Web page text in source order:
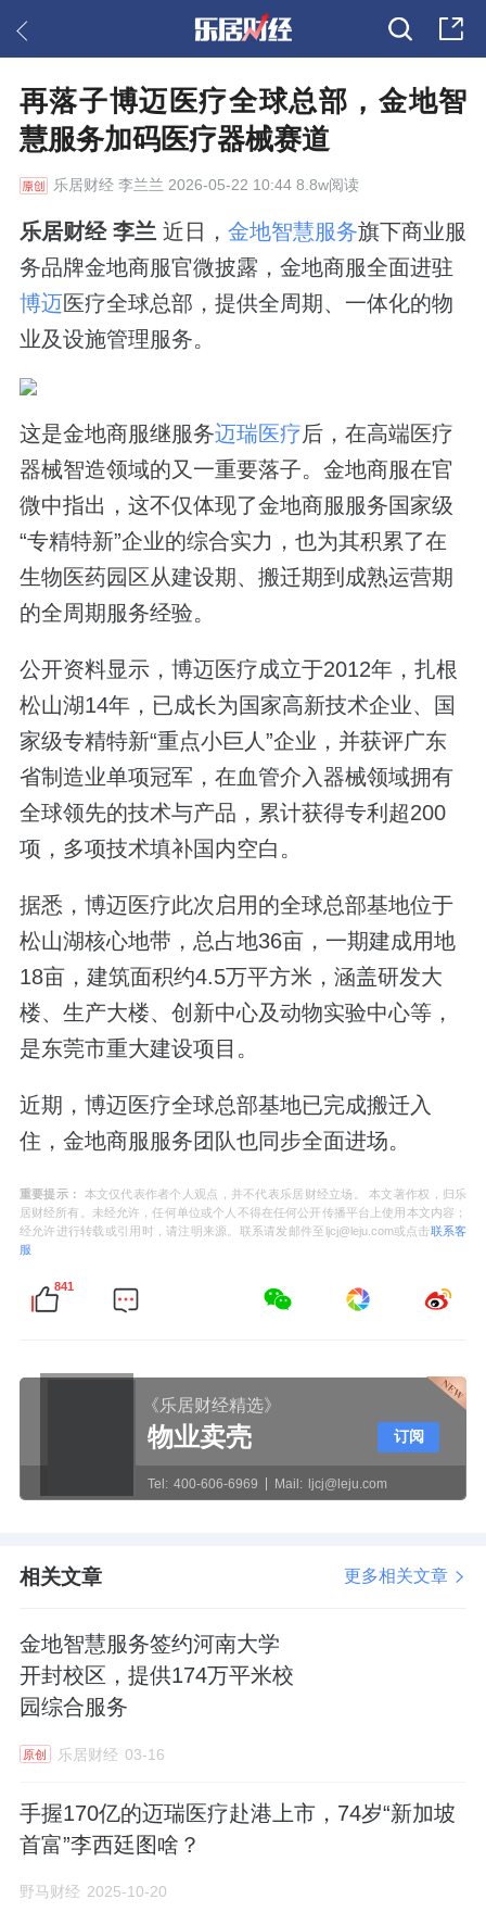
再落子博迈医疗全球总部，金地智
慧服务加码医疗器械赛道
乐居财经李兰兰 2026-05-22 10:44 8.8w阅读
乐居财经 李兰 近日， 金地智慧服务旗下商业服
务品牌金地商服官微披露，金地商服全面进驻
博迈医疗全球总部，提供全周期、一体化的物
业及设施管理服务。
这是金地商服继服务迈瑞医疗后，在高端医疗
器械智造领域的又一重要落子。金地商服在官
微中指出，这不仅体现了金地商服服务国家级
“专精特新”企业的综合实力，也为其积累了在
生物医药园区从建设期、搬迁期到成熟运营期
的全周期服务经验。
公开资料显示，博迈医疗成立于2012年，扎根
松山湖14年，已成长为国家高新技术企业、国
家级专精特新“重点小巨人”企业，并获评广东
省制造业单项冠军，在血管介入器械领域拥有
全球领先的技术与产品，累计获得专利超200
项，多项技术填补国内空白。
据悉，博迈医疗此次启用的全球总部基地位于
松山湖核心地带，总占地36亩，一期建成用地
18亩，建筑面积约4.5万平方米，涵盖研发大
楼、生产大楼、创新中心及动物实验中心等，
是东莞市重大建设项目。
近期，博迈医疗全球总部基地已完成搬迁入
住，金地商服服务团队也同步全面进场。
重要提示：
本文仅代表作者个人观点，并不代表乐居财经立场。 本文著作权，归乐
居财经所有。未经允许，任何单位或个人不得在任何公开传播平台上使用本文内容；
经允许进行转载或引用时，请注明来源。联系请发邮件至ljcj@leju.com或点击联系客
服
841
《乐居财经精选》
物业卖壳
Tel: 400-606-6969 Mail: ljcj@leju.com
订阅
相关文章 更多相关文章
金地智慧服务签约河南大学
开封校区，提供174万平米校
园综合服务
原创 乐居财经 03-16
手握170亿的迈瑞医疗赴港上市，​74岁“新加坡
首富”李西廷图啥？
野马财经 2025-10-20